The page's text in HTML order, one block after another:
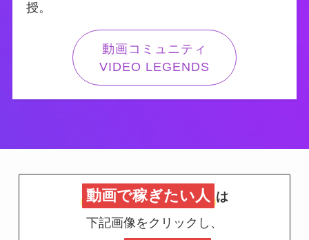
授。
動画コミュニティ
VIDEO LEGENDS
動画で稼ぎたい人 は
下記画像をクリックし、